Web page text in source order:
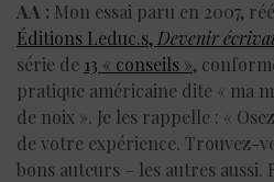
AA : Mon essai paru en 2007,
Éditions Leduc.s, Devenir
série de 13 « conseils »,
pratique américaine dite « ma
de noix ». Je les rappelle : «
de votre expérience. Trouvez-
bons auteurs – les autres aussi.